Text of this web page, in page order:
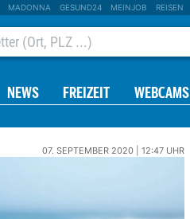
MADONNA GESUND24 MEINJOB REISEN
NEWS FREIZEIT WEBCAMS
07. SEPTEMBER 2020 | 12:47 UHR